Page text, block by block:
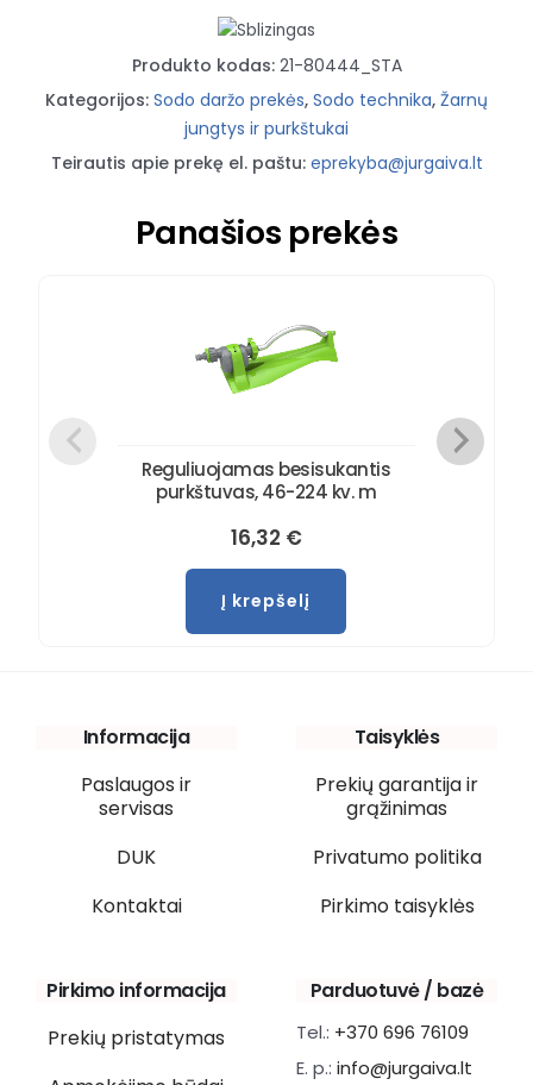
išorinis
sriegis
Produkto kodas: 21-80444_STA
Kategorijos: Sodo daržo prekės, Sodo technika, Žarnų
jungtys ir purkštukai
Teirautis apie prekę el. paštu: eprekyba@jurgaiva.lt
Panašios prekės
Reguliuojamas besisukantis
purkštuvas, 46-224 kv. m
16,32 €
Į krepšelį
Informacija
Paslaugos ir
servisas
DUK
Kontaktai
Taisyklės
Prekių garantija ir
grąžinimas
Privatumo politika
Pirkimo taisyklės
Pirkimo informacija
Prekių pristatymas
Parduotuvė / bazė
Tel.: +370 696 76109
E. p.: info@jurgaiva.lt